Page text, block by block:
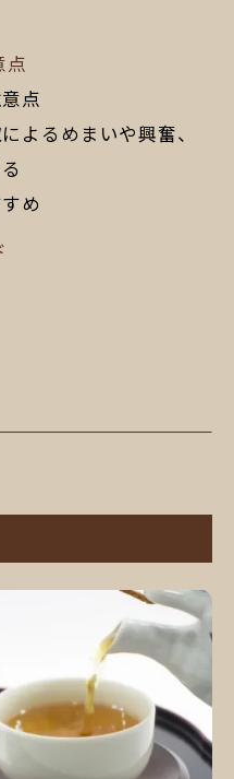
点
点
よるめまいや興奮、
め